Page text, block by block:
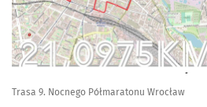
Trasa 9. Nocnego Półmaratonu Wrocław